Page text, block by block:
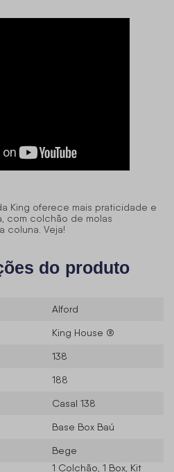
King oferece mais praticidade e
com colchão de molas
coluna. Veja!
do produto
Alford
King House ®
138
188
Casal 138
Base Box Baú
Bege
1 Colchão, 1 Box, Kit